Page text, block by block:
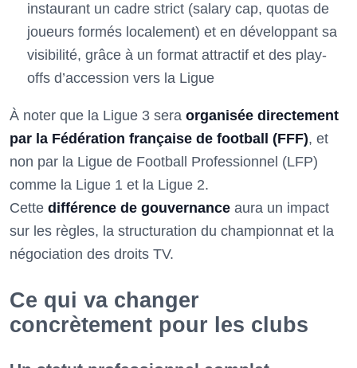
instaurant un cadre strict (salary cap, quotas de
joueurs formés localement) et en développant sa
visibilité, grâce à un format attractif et des play-
offs d’accession vers la Ligue
À noter que la Ligue 3 sera organisée directement
par la Fédération française de football (FFF), et
non par la Ligue de Football Professionnel (LFP)
comme la Ligue 1 et la Ligue 2.
Cette différence de gouvernance aura un impact
sur les règles, la structuration du championnat et la
négociation des droits TV.
Ce qui va changer
concrètement pour les clubs